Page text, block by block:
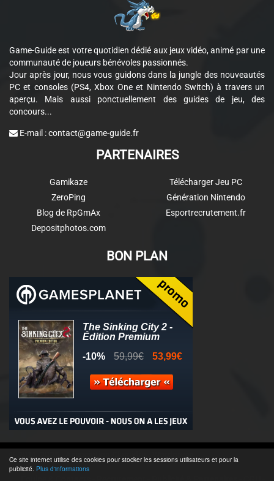
Ce site internet utilise des cookies pour stocker les sessions utilisateurs et pour la
publicité. Plus d'informations
Game-Guide est votre quotidien dédié aux jeux vidéo, animé par une
communauté de joueurs bénévoles passionnés.
Jour après jour, nous vous guidons dans la jungle des nouveautés
PC et consoles (PS4, Xbox One et Nintendo Switch) à travers un
aperçu. Mais aussi ponctuellement des guides de jeu, des
concours...
E-mail :contact@game-guide.fr
PARTENAIRES
Gamikaze
ZeroPing
Blog de RpGmAx
Depositphotos.com
Télécharger Jeu PC
Génération Nintendo
Esportrecrutement.fr
BON PLAN